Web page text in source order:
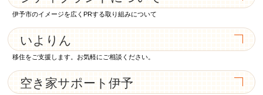
伊予市のイメージを広くPRする取り組みについて
いよりん
移住をご支援します。お気軽にご相談ください。
空き家サポート伊予